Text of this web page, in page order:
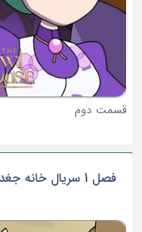
قسمت دوم
فصل 1 سریال خانه جغد